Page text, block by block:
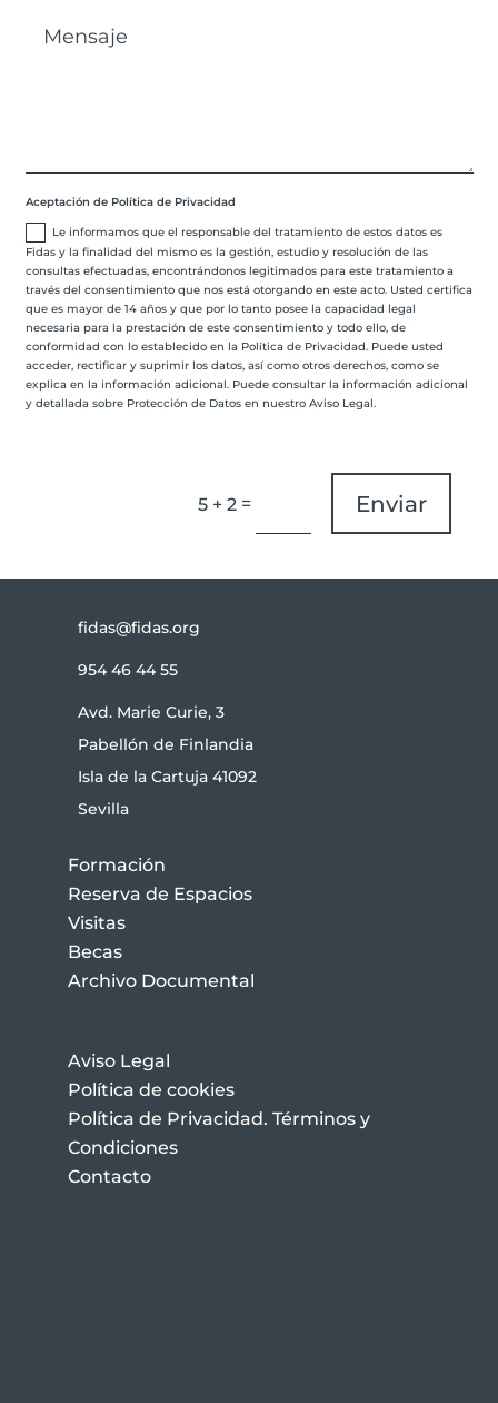
Aceptación de Política de Privacidad
Le informamos que el responsable del tratamiento de estos datos es
Fidas y la finalidad del mismo es la gestión, estudio y resolución de las
consultas efectuadas, encontrándonos legitimados para este tratamiento a
través del consentimiento que nos está otorgando en este acto. Usted certifica
que es mayor de 14 años y que por lo tanto posee la capacidad legal
necesaria para la prestación de este consentimiento y todo ello, de
conformidad con lo establecido en la Política de Privacidad. Puede usted
acceder, rectificar y suprimir los datos, así como otros derechos, como se
explica en la información adicional. Puede consultar la información adicional
y detallada sobre Protección de Datos en nuestro Aviso Legal.
5 + 2= Enviar
fidas@fidas.org
954 46 44 55
Avd. Marie Curie, 3
Pabellón de Finlandia
Isla de la Cartuja 41092
Sevilla
Formación
Reserva de Espacios
Visitas
Becas
Archivo Documental
Aviso Legal
Política de cookies
Política de Privacidad. Términos y
Condiciones
Contacto